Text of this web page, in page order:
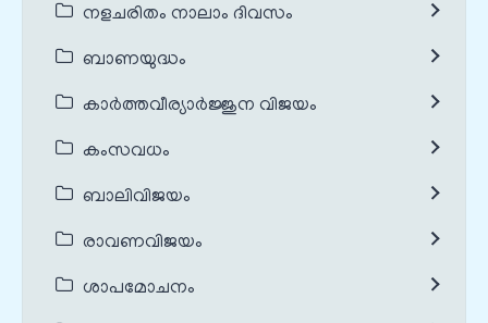
നളചരിതം നാലാം ദിവസം
ബാണയുദ്ധം
കാർത്തവീര്യാർജ്ജുന വിജയം
കംസവധം
ബാലിവിജയം
രാവണവിജയം
ശാപമോചനം